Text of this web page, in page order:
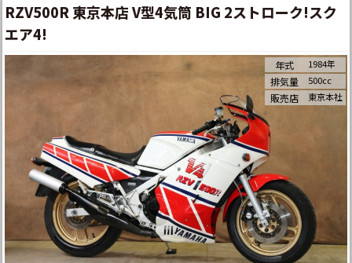
RZV500R 東京本店 V型4気筒 BIG 2ストローク!スク
エア4!
年式 1984年
排気量 500cc
販売店 東京本社